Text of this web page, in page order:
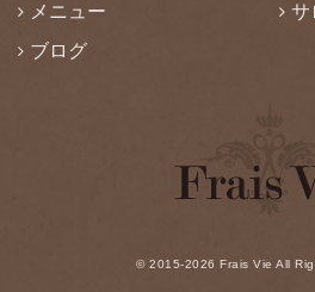
メニュー
サ
ブログ
© 2015-2026 Frais Vie All